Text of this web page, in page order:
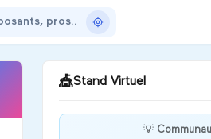
🎪Stand Virtuel
💡